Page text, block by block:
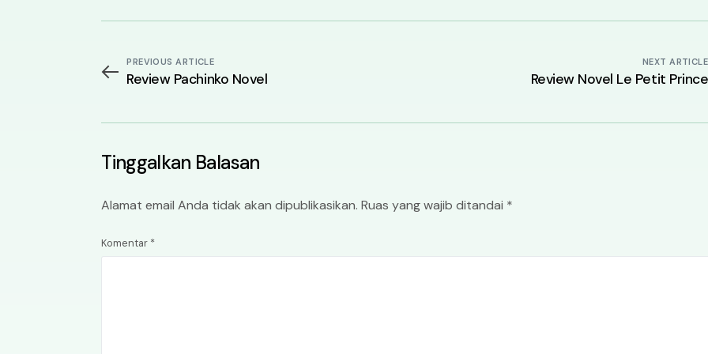
PREVIOUS ARTICLE
Review Pachinko Novel
NEXT ARTICLE
Review Novel Le Petit Prince
Tinggalkan Balasan
Alamat email Anda tidak akan dipublikasikan. Ruas yang wajib ditandai *
Komentar *